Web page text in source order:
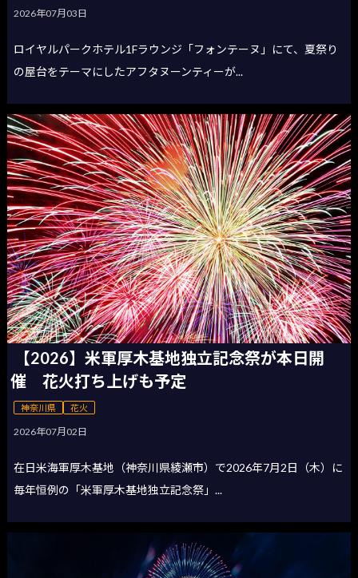
2026年07月03日
ロイヤルパークホテル1Fラウンジ「フォンテーヌ」にて、夏祭り
の屋台をテーマにしたアフタヌーンティーが...
【2026】米軍厚木基地独立記念祭が本日開
催 花火打ち上げも予定
神奈川県 花火
2026年07月02日
在日米海軍厚木基地（神奈川県綾瀬市）で2026年7月2日（木）に
毎年恒例の「米軍厚木基地独立記念祭」...